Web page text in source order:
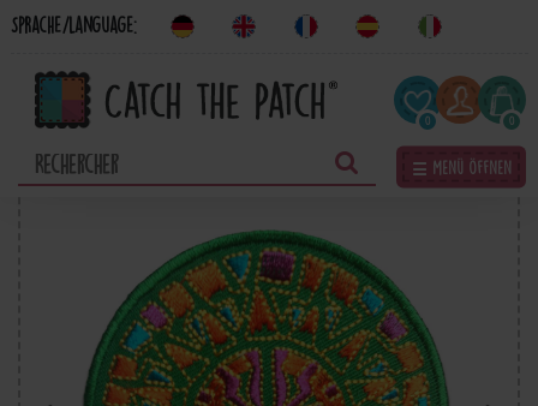
Sprache/Language:
0
☰ Menü öffnen